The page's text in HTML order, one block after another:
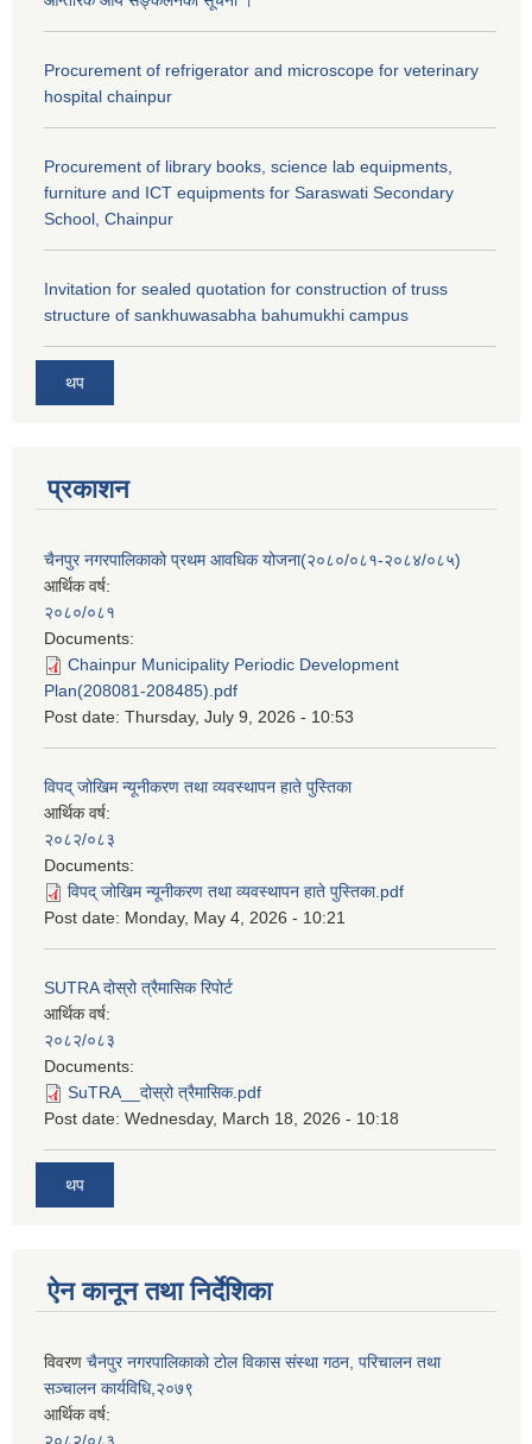
Procurement of refrigerator and microscope for veterinary
hospital chainpur
Procurement of library books, science lab equipments,
furniture and ICT equipments for Saraswati Secondary
School, Chainpur
Invitation for sealed quotation for construction of truss
structure of sankhuwasabha bahumukhi campus
थप
प्रकाशन
चैनपुर नगरपालिकाको प्रथम आवधिक योजना(२०८०/०८१-२०८४/०८५)
आर्थिक वर्ष:
२०८०/०८१
Documents:
Chainpur Municipality Periodic Development
Plan(208081-208485).pdf
Post date: Thursday, July 9, 2026 - 10:53
विपद् जोखिम न्यूनीकरण तथा व्यवस्थापन हाते पुस्तिका
आर्थिक वर्ष:
२०८२/०८३
Documents:
विपद् जोखिम न्यूनीकरण तथा व्यवस्थापन हाते पुस्तिका.pdf
Post date: Monday, May 4, 2026 - 10:21
SUTRA दोस्रो त्रैमासिक रिपोर्ट
आर्थिक वर्ष:
२०८२/०८३
Documents:
SuTRA__दोस्रो त्रैमासिक.pdf
Post date: Wednesday, March 18, 2026 - 10:18
थप
ऐन कानून तथा निर्देशिका
विवरण चैनपुर नगरपालिकाको टोल विकास संस्था गठन, परिचालन तथा
सञ्चालन कार्यविधि,२०७९
आर्थिक वर्ष: